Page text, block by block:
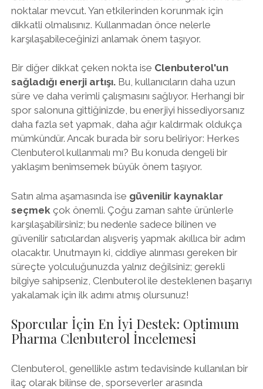
noktalar mevcut. Yan etkilerinden korunmak için
dikkatli olmalısınız. Kullanmadan önce nelerle
karşılaşabileceğinizi anlamak önem taşıyor.
Bir diğer dikkat çeken nokta ise Clenbuterol'un
sağladığı enerji artışı.Bu, kullanıcıların daha uzun
süre ve daha verimli çalışmasını sağlıyor. Herhangi bir
spor salonuna gittiğinizde, bu enerjiyi hissediyorsanız
daha fazla set yapmak, daha ağır kaldırmak oldukça
mümkündür. Ancak burada bir soru beliriyor: Herkes
Clenbuterol kullanmalı mı? Bu konuda dengeli bir
yaklaşım benimsemek büyük önem taşıyor.
Satın alma aşamasında ise güvenilir kaynaklar
seçmek çok önemli. Çoğu zaman sahte ürünlerle
karşılaşabilirsiniz; bu nedenle sadece bilinen ve
güvenilir satıcılardan alışveriş yapmak akıllıca bir adım
olacaktır. Unutmayın ki, ciddiye alınması gereken bir
süreçte yolculuğunuzda yalnız değilsiniz; gerekli
bilgiye sahipseniz, Clenbuterol ile desteklenen başarıyı
yakalamak için ilk adımı atmış olursunuz!
Sporcular İçin En İyi Destek: Optimum
Pharma Clenbuterol İncelemesi
Clenbuterol, genellikle astım tedavisinde kullanılan bir
ilaç olarak bilinse de, sporseverler arasında